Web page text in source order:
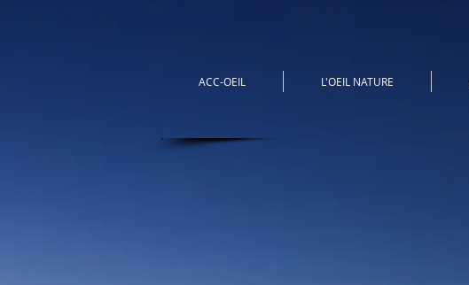
ACC-OEIL L'OEIL NATURE